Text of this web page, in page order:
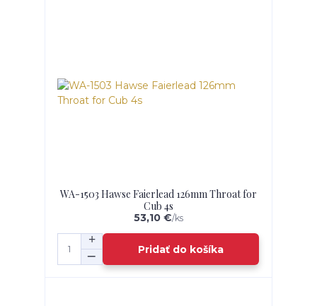
WA-1503 Hawse Faierlead 126mm Throat for
Cub 4s
53,10 €/ks
Pridať do košíka